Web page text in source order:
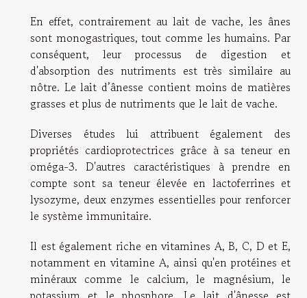
En effet, contrairement au lait de vache, les ânes
sont monogastriques, tout comme les humains. Par
conséquent, leur processus de digestion et
d'absorption des nutriments est très similaire au
nôtre. Le lait d’ânesse contient moins de matières
grasses et plus de nutriments que le lait de vache.
Diverses études lui attribuent également des
propriétés cardioprotectrices grâce à sa teneur en
oméga-3. D'autres caractéristiques à prendre en
compte sont sa teneur élevée en lactoferrines et
lysozyme, deux enzymes essentielles pour renforcer
le système immunitaire.
Il est également riche en vitamines A, B, C, D et E,
notamment en vitamine A, ainsi qu'en protéines et
minéraux comme le calcium, le magnésium, le